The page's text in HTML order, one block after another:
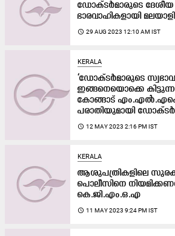
ഡോക്ടർമാരുടെ
ഭാരവാഹികളായി
access_time 29 AUG 2023 12:10 AM IST
KERALA
‘ഡോക്ടർമാരുടെ
ഇങ്ങനെയൊക്കെ
കോങ്ങാട്
പരാതിയുമായി
access_time 12 MAY 2023 2:16 PM IST
KERALA
ആശുപത്രികളിലെ
പൊലീസിനെ
കെ.ജി.എം.ഒ.എ
access_time 11 MAY 2023 9:24 PM IST